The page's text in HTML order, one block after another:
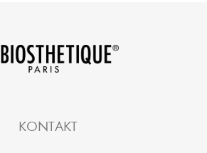
KONTAKT